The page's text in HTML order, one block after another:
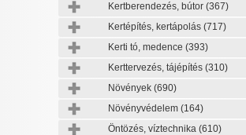
Kertberendezés, bútor (367)
Kertépítés, kertápolás (717)
Kerti tó, medence (393)
Kerttervezés, tájépítés (310)
Növények (690)
Növényvédelem (164)
Öntözés, víztechnika (610)